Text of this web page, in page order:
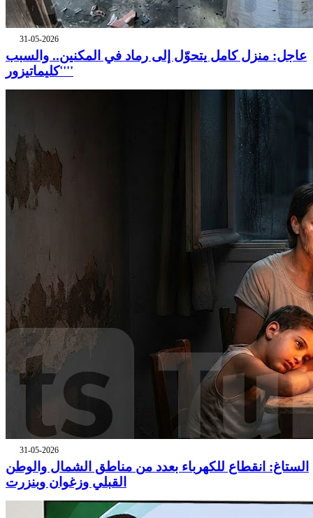
31-05-2026
عاجل: منزل كامل يتحوّل إلى رماد في المكنين.. والسبب
''كليماتيزور''
31-05-2026
الستاغ: انقطاع للكهرباء بعدد من مناطق الشمال والوطن
القبلي وزغوان وبنزرت